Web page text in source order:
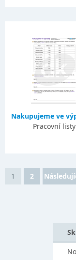
Nakupujeme ve
Pracovní listy
1 2